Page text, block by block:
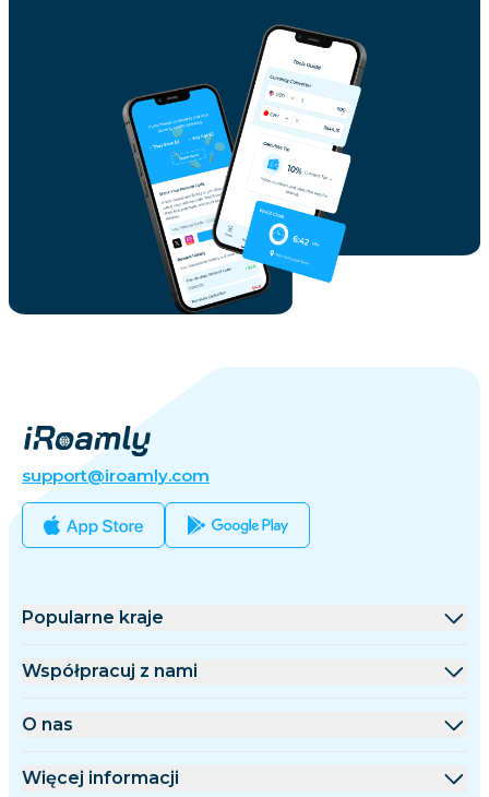
support@iroamly.com
Popularne kraje
Stany Zjednoczone
Francja
Współpracuj z nami
Platforma hurtowa
O nas
O iRoamly
Więcej informacji